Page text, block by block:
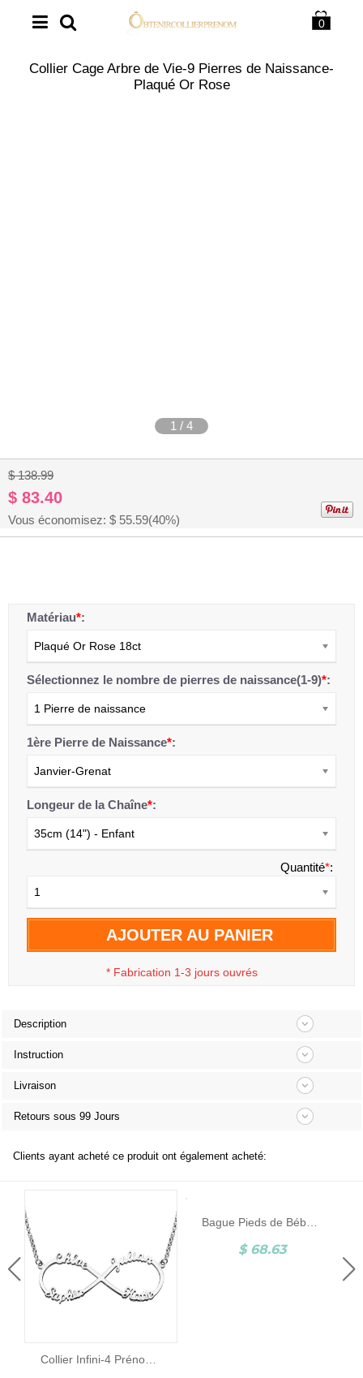
0
Collier Cage Arbre de Vie-9 Pierres de Naissance-
Plaqué Or Rose
1 / 4
$ 138.99
$ 83.40
Vous économisez: $ 55.59(40%)
Matériau*:
Plaqué Or Rose 18ct
Sélectionnez le nombre de pierres de naissance(1-9)*:
1 Pierre de naissance
1ère Pierre de Naissance*:
Janvier-Grenat
Longeur de la Chaîne*:
35cm (14") - Enfant
Quantité*:
1
AJOUTER AU PANIER
* Fabrication 1-3 jours ouvrés
Description
Instruction
Livraison
Retours sous 99 Jours
Clients ayant acheté ce produit ont également acheté:
Collier Infini-4 Prénoms-Argent
Bague Pieds de Bébé-Pierre de Naissance et Gravure-Argent
$ 68.63